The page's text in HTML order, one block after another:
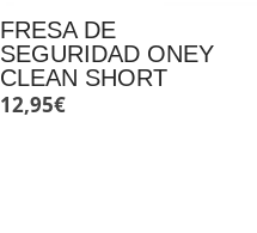
FRESA DE
SEGURIDAD ONEY
CLEAN SHORT
12,95€